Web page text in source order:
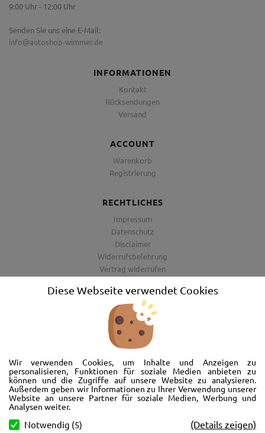
Diese Webseite verwendet Cookies
Wir verwenden Cookies, um Inhalte und Anzeigen zu
personalisieren, Funktionen für soziale Medien anbieten zu
können und die Zugriffe auf unsere Website zu analysieren.
Außerdem geben wir Informationen zu Ihrer Verwendung unserer
Website an unsere Partner für soziale Medien, Werbung und
Analysen weiter.
Notwendig (5) (Details zeigen)
9:00 Uhr - 12:00 Uhr
Senden Sie uns eine E-Mail:
info@autoshop-wimmer.de
INFORMATIONEN
Kontakt
Rücksendungen
Versand
ACCOUNT
Warenkorb
Registrierung
RECHTLICHES
Impressum
Datenschutz
Disclaimer
Widerrufsbelehrung
Vertrag widerrufen
Barrierefreiheitserklärung
Wir freuen uns, Sie im AutoShop Wimmer in Passau zu begrüßen. Wir
bieten Ihnen Kompletträder und Reifen für die Automarken Ford, Land
Rover, Range Rover, Volvo, Peugeot, Jaguar und Citroen. Hier in Passau
schlägt unser Herz rund um’s Auto. Wir bieten Ihnen Beratung,
Werkstatt, Service und natürlich Verkauf. Wollen Sie erstmal in Ruhe
von der Couch aus unsere Räder und Merchandise Artikel durchstöbern
und Ihre neuen Räder betrachten? Oder doch lieber eine Volvo Jacke
kaufen? Von Ford bis Volvo, wir bieten Ihnen tolle Fotos mit allen Infos